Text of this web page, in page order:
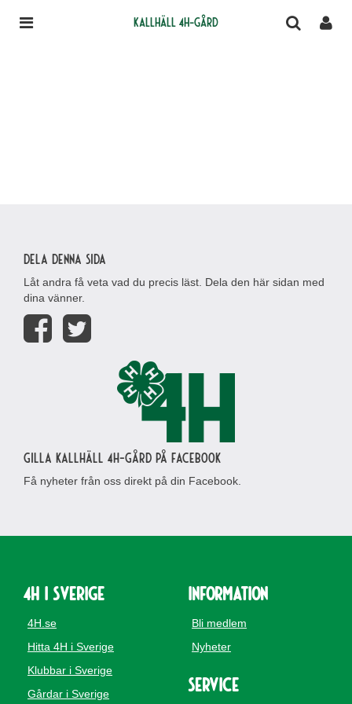
Kallhäll 4H-gård
Dela denna sida
Låt andra få veta vad du precis läst. Dela den här sidan med
dina vänner.
Gilla Kallhäll 4H-gård på Facebook
Få nyheter från oss direkt på din Facebook.
4H i Sverige
4H.se
Hitta 4H i Sverige
Klubbar i Sverige
Gårdar i Sverige
Information
Bli medlem
Nyheter
Service